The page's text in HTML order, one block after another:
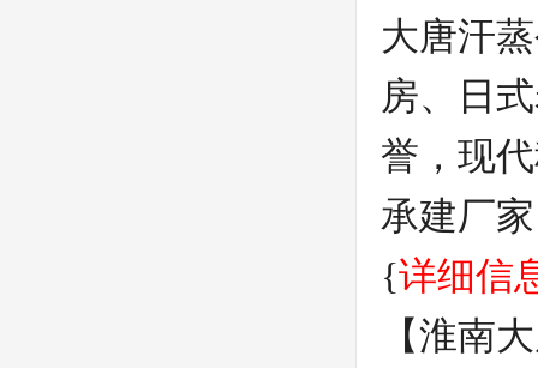
大唐汗
房、日
誉，现
承建厂
{详细信
【淮南